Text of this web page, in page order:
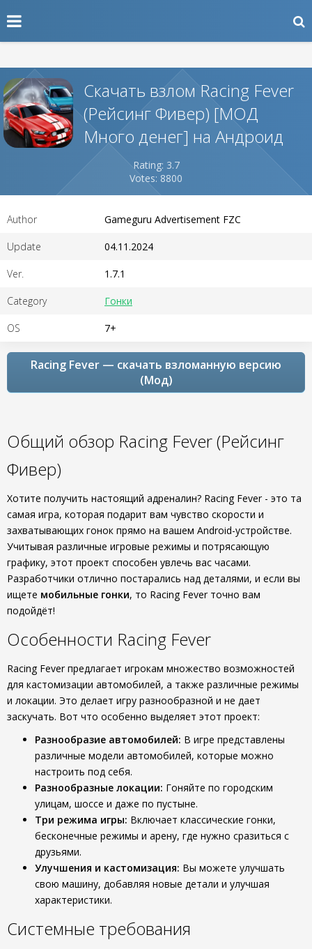
Скачать взлом Racing Fever
(Рейсинг Фивер) [МОД
Много денег] на Андроид
Rating: 3.7
Votes: 8800
Author Gameguru Advertisement FZC
Update 04.11.2024
Ver. 1.7.1
Category Гонки
OS 7+
Racing Fever — скачать взломанную версию
(Мод)
Общий обзор Racing Fever (Рейсинг
Фивер)
Хотите получить настоящий адреналин? Racing Fever - это та
самая игра, которая подарит вам чувство скорости и
захватывающих гонок прямо на вашем Android-устройстве.
Учитывая различные игровые режимы и потрясающую
графику, этот проект способен увлечь вас часами.
Разработчики отлично постарались над деталями, и если вы
ищете мобильные гонки, то Racing Fever точно вам
подойдёт!
Особенности Racing Fever
Racing Fever предлагает игрокам множество возможностей
для кастомизации автомобилей, а также различные режимы
и локации. Это делает игру разнообразной и не дает
заскучать. Вот что особенно выделяет этот проект:
Разнообразие автомобилей: В игре представлены
различные модели автомобилей, которые можно
настроить под себя.
Разнообразные локации: Гоняйте по городским
улицам, шоссе и даже по пустыне.
Три режима игры: Включает классические гонки,
бесконечные режимы и арену, где нужно сразиться с
друзьями.
Улучшения и кастомизация: Вы можете улучшать
свою машину, добавляя новые детали и улучшая
характеристики.
Системные требования